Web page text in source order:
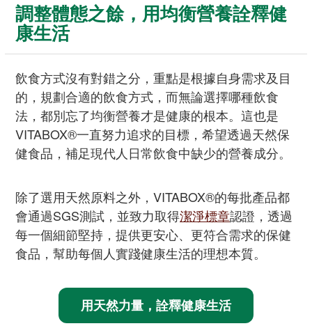
調整體態之餘，用均衡營養詮釋健
康生活
飲食方式沒有對錯之分，重點是根據自身需求及目
的，規劃合適的飲食方式，而無論選擇哪種飲食
法，都別忘了均衡營養才是健康的根本。這也是
VITABOX®一直努力追求的目標，希望透過天然保
健食品，補足現代人日常飲食中缺少的營養成分。
除了選用天然原料之外，VITABOX®的每批產品都
會通過SGS測試，並致力取得潔淨標章認證，透過
每一個細節堅持，提供更安心、更符合需求的保健
食品，幫助每個人實踐健康生活的理想本質。
用天然力量，詮釋健康生活